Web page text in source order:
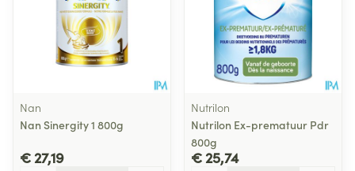
Nan
Nan Sinergity 1 800g
€ 27,19
Nutrilon
Nutrilon Ex-prematuur Pdr
800g
€ 25,74